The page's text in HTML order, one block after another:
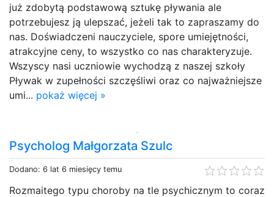
już zdobytą podstawową sztukę pływania ale
potrzebujesz ją ulepszać, jeżeli tak to zapraszamy do
nas. Doświadczeni nauczyciele, spore umiejętności,
atrakcyjne ceny, to wszystko co nas charakteryzuje.
Wszyscy nasi uczniowie wychodzą z naszej szkoły
Pływak w zupełności szczęśliwi oraz co najważniejsze
umi... pokaż więcej »
Psycholog Małgorzata Szulc
Dodano: 6 lat 6 miesięcy temu
Rozmaitego typu choroby na tle psychicznym to coraz